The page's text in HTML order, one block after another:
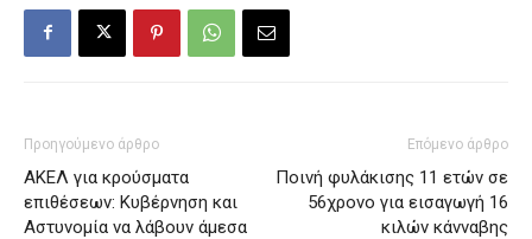
Προηγούμενο άρθρο
ΑΚΕΛ για κρούσματα
επιθέσεων: Κυβέρνηση και
Αστυνομία να λάβουν άμεσα
Επόμενο άρθρο
Ποινή φυλάκισης 11 ετών σε
56χρονο για εισαγωγή 16
κιλών κάνναβης